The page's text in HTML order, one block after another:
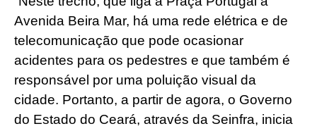
Avenida Beira Mar, há uma rede elétrica e de
telecomunicação que pode ocasionar
acidentes para os pedestres e que também é
responsável por uma poluição visual da
cidade. Portanto, a partir de agora, o Governo
do Estado do Ceará, através da Seinfra, inicia